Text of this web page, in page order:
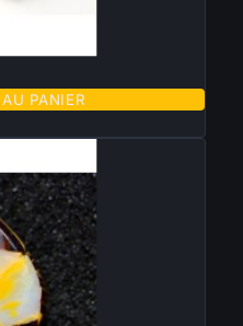
PANIER